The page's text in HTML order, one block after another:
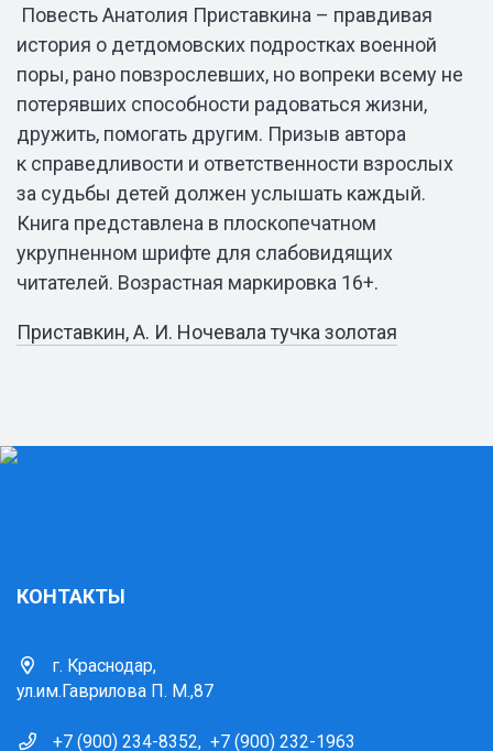
Повесть Анатолия Приставкина – правдивая
история о детдомовских подростках военной
поры, рано повзрослевших, но вопреки всему не
потерявших способности радоваться жизни,
дружить, помогать другим. Призыв автора
к справедливости и ответственности взрослых
за судьбы детей должен услышать каждый.
Книга представлена в плоскопечатном
укрупненном шрифте для слабовидящих
читателей. Возрастная маркировка 16+.
Приставкин, А. И. Ночевала тучка золотая
КОНТАКТЫ
г. Краснодар,
ул.им.Гаврилова П. М.,87
+7 (900) 234-8352, +7 (900) 232-1963